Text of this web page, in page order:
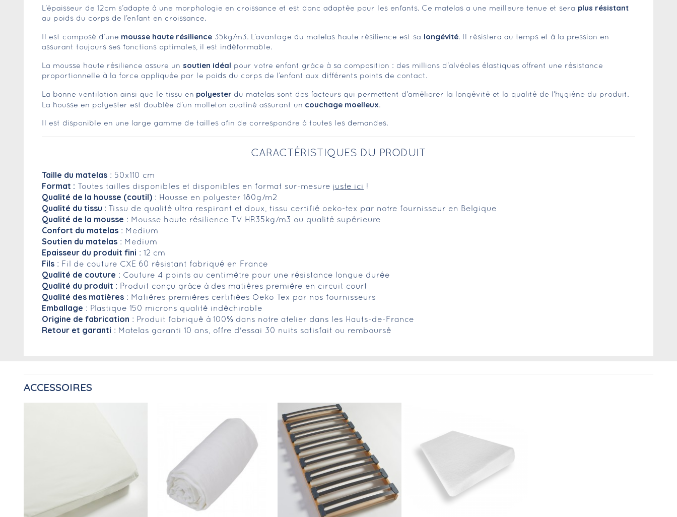
L’épaisseur de 12cm s’adapte à une morphologie en croissance et est donc adaptée pour les enfants. Ce matelas a une meilleure tenue et sera plus résistant
au poids du corps de l’enfant en croissance.
Il est composé d’une mousse haute résilience 35kg/m3. L’avantage du matelas haute résilience est sa longévité. Il résistera au temps et à la pression en
assurant toujours ses fonctions optimales, il est indéformable.
La mousse haute résilience assure un soutien idéal pour votre enfant grâce à sa composition : des millions d'alvéoles élastiques offrent une résistance
proportionnelle à la force appliquée par le poids du corps de l’enfant aux différents points de contact.
La bonne ventilation ainsi que le tissu en polyester du matelas sont des facteurs qui permettent d'améliorer la longévité et la qualité de l'hygiène du produit.
La housse en polyester est doublée d’un molleton ouatiné assurant un couchage moelleux.
Il est disponible en une large gamme de tailles afin de correspondre à toutes les demandes.
CARACTÉRISTIQUES DU PRODUIT
Taille du matelas : 50x110 cm
Format : Toutes tailles disponibles et disponibles en format sur-mesure juste ici !
Qualité de la housse (coutil) : Housse en polyester 180g/m2
Qualité du tissu : Tissu de qualité ultra respirant et doux, tissu certifié oeko-tex par notre fournisseur en Belgique
Qualité de la mousse : Mousse haute résilience TV HR35kg/m3 ou qualité supérieure
Confort du matelas : Medium
Soutien du matelas : Medium
Epaisseur du produit fini : 12 cm
Fils : Fil de couture CXE 60 résistant fabriqué en France
Qualité de couture : Couture 4 points au centimètre pour une résistance longue durée
Qualité du produit : Produit conçu grâce à des matières première en circuit court
Qualité des matières : Matières premières certifiées Oeko Tex par nos fournisseurs
Emballage : Plastique 150 microns qualité indéchirable
Origine de fabrication : Produit fabriqué à 100% dans notre atelier dans les Hauts-de-France
Retour et garanti : Matelas garanti 10 ans, offre d'essai 30 nuits satisfait ou remboursé
ACCESSOIRES